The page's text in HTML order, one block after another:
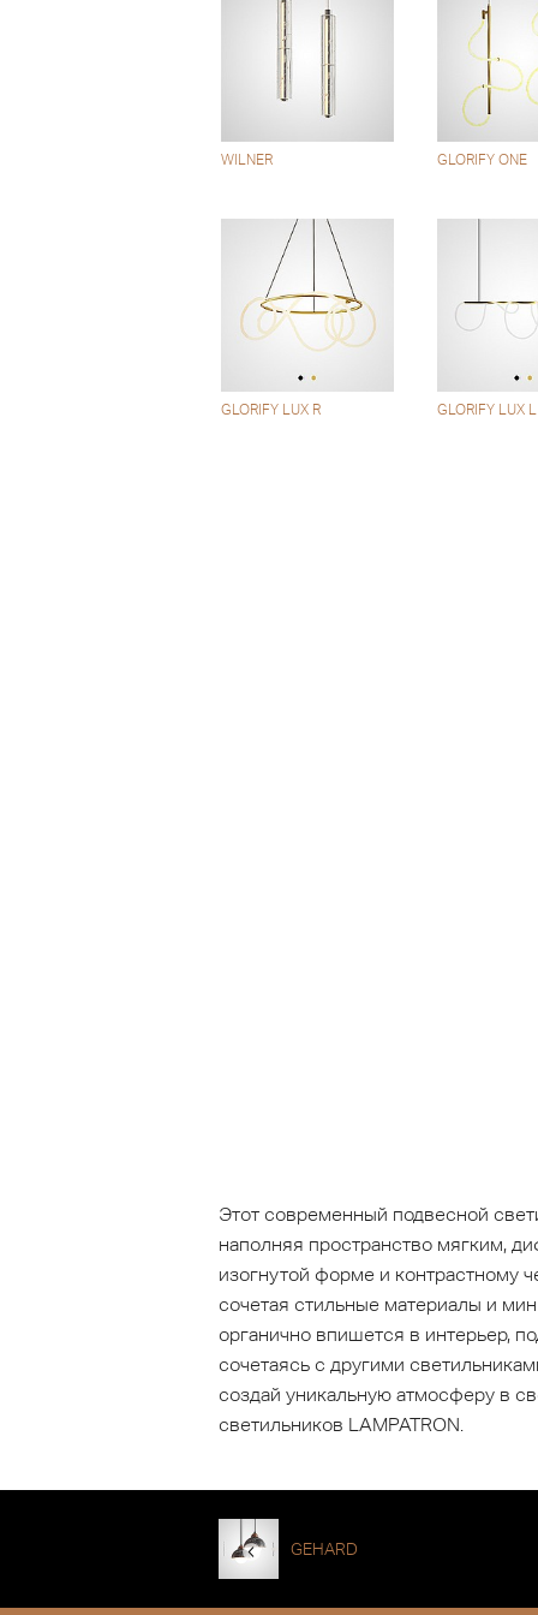
WILNER GLORIFY ONE
GLORIFY LUX R GLORIFY LUX L
Этот современный подвесной
наполняя пространство мягким,
изогнутой форме и контрастному
сочетая стильные материалы и
органично впишется в интерьер,
сочетаясь с другими
создай уникальную атмосферу в
светильников LAMPATRON.
GEHARD